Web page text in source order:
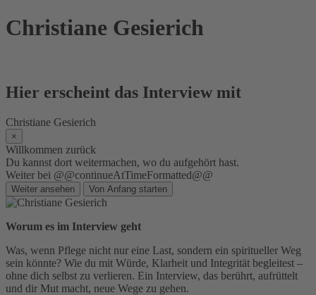
Skip
to
Christiane Gesierich
Hier erscheint das Interview mit
Christiane Gesierich
×
Willkommen zurück
Du kannst dort weitermachen, wo du aufgehört hast.
Weiter bei @@continueAtTimeFormatted@@
Weiter ansehen Von Anfang starten
Worum es im Interview geht
Was, wenn Pflege nicht nur eine Last, sondern ein spiritueller Weg
sein könnte? Wie du mit Würde, Klarheit und Integrität begleitest –
ohne dich selbst zu verlieren. Ein Interview, das berührt, aufrüttelt
und dir Mut macht, neue Wege zu gehen.